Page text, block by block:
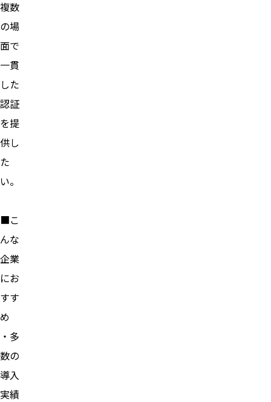
複数
の場
面で
一貫
した
認証
を提
供し
た
い。
■こ
んな
企業
にお
すす
め
・多
数の
導入
実績